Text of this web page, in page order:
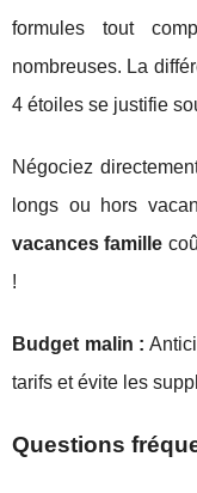
formules tout
nombreuses. La
4 étoiles se justifie
Négociez
longs ou hors
vacances famille
!
Budget malin :
tarifs et évite les
Questions